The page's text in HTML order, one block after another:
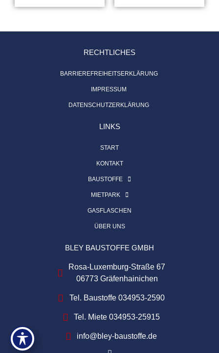
RECHTLICHES
BARRIEREFREIHEITSERKLÄRUNG
IMPRESSUM
DATENSCHUTZERKLÄRUNG
LINKS
START
KONTAKT
BAUSTOFFE
MIETPARK
GASFLASCHEN
ÜBER UNS
BLEY BAUSTOFFE GMBH
Rosa-Luxemburg-Straße 67
06773 Gräfenhainichen
Tel. Baustoffe 034953-2590
Tel. Miete 034953-25915
info@bley-baustoffe.de